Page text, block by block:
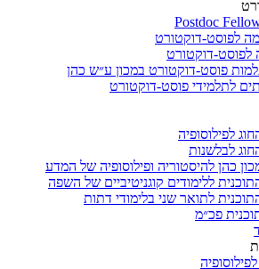
Postdoc
לפוסט-דוקטורט
לפוסט-דוקטורט
פוסט-דוקטורט במכון ע״ש כהן
לתלמידי פוסט-דוקטורט
לפילוסופיה
לבלשנות
כהן להיסטוריה ופילוסופיה של המדע
ללימודים קוגניטיביים של השפה
לתואר שני בלימודי דתות
פכ״מ